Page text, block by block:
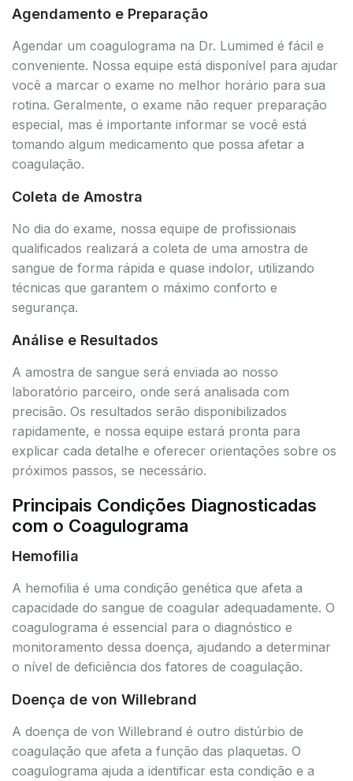
Agendamento e Preparação
Agendar um coagulograma na Dr. Lumimed é fácil e
conveniente. Nossa equipe está disponível para ajudar
você a marcar o exame no melhor horário para sua
rotina. Geralmente, o exame não requer preparação
especial, mas é importante informar se você está
tomando algum medicamento que possa afetar a
coagulação.
Coleta de Amostra
No dia do exame, nossa equipe de profissionais
qualificados realizará a coleta de uma amostra de
sangue de forma rápida e quase indolor, utilizando
técnicas que garantem o máximo conforto e
segurança.
Análise e Resultados
A amostra de sangue será enviada ao nosso
laboratório parceiro, onde será analisada com
precisão. Os resultados serão disponibilizados
rapidamente, e nossa equipe estará pronta para
explicar cada detalhe e oferecer orientações sobre os
próximos passos, se necessário.
Principais Condições Diagnosticadas
com o Coagulograma
Hemofilia
A hemofilia é uma condição genética que afeta a
capacidade do sangue de coagular adequadamente. O
coagulograma é essencial para o diagnóstico e
monitoramento dessa doença, ajudando a determinar
o nível de deficiência dos fatores de coagulação.
Doença de von Willebrand
A doença de von Willebrand é outro distúrbio de
coagulação que afeta a função das plaquetas. O
coagulograma ajuda a identificar esta condição e a